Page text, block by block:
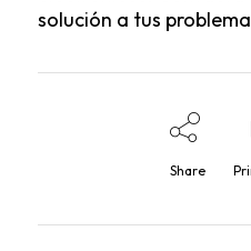
solución a tus
Share